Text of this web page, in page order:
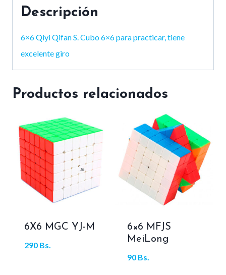
Descripción
6×6 Qiyi Qifan S. Cubo 6×6 para practicar, tiene
excelente giro
Productos relacionados
6X6 MGC YJ-M
290 Bs.
6×6 MFJS
MeiLong
90 Bs.